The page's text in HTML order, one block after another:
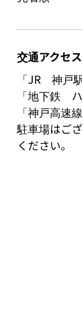
交通アクセス
「JR　神戸
「地下鉄　
「神戸高速
駐車場はご
ください。